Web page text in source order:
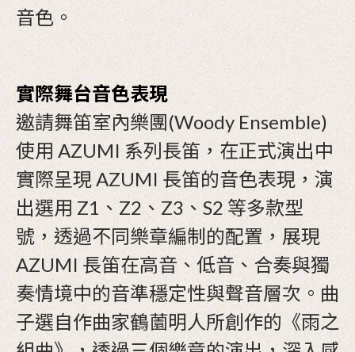
音色。
實際舞台音色表現
邀請舞笛室內樂團(Woody Ensemble)
使用 AZUMI 系列長笛，在正式演出中
實際呈現 AZUMI 長笛的音色表現，演
出選用 Z1、Z2、Z3、S2 等多款型
號，透過不同樂章編制的配置，展現
AZUMI 長笛在高音、低音、合奏與獨
奏情境中的音準穩定性與聲音層次。曲
子選自作曲家鶴薗明人所創作的《雨之